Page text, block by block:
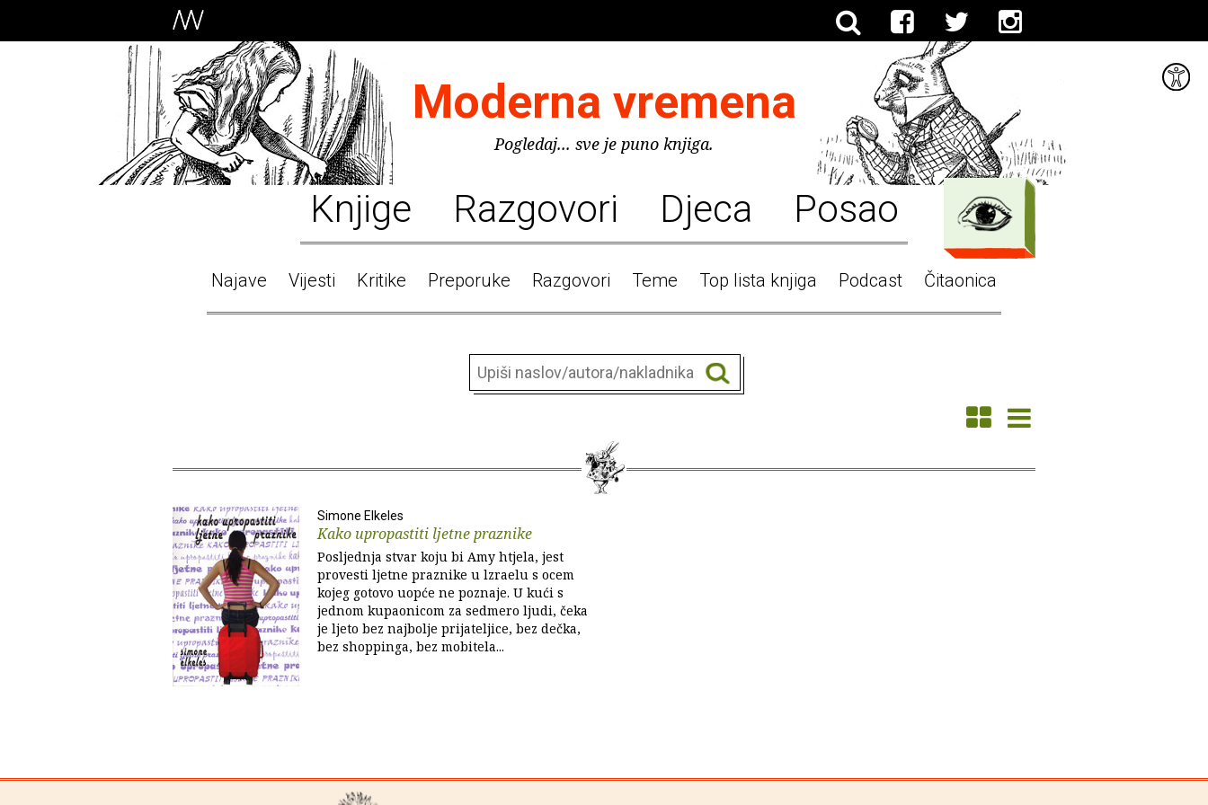
Moderna vremena
Pogledaj... sve je puno knjiga.
Knjige Razgovori Djeca Posao
Najave Vijesti Kritike Preporuke Razgovori Teme Top lista knjiga Podcast Čitaonica
Simone Elkeles
Kako upropastiti ljetne praznike
Posljednja stvar koju bi Amy htjela, jest
provesti ljetne praznike u lzraelu s ocem
kojeg gotovo uopće ne poznaje. U kući s
jednom kupaonicom za sedmero ljudi, čeka
je ljeto bez najbolje prijateljice, bez dečka,
bez shoppinga, bez mobitela...